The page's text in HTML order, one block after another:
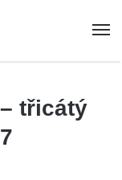
třicátý